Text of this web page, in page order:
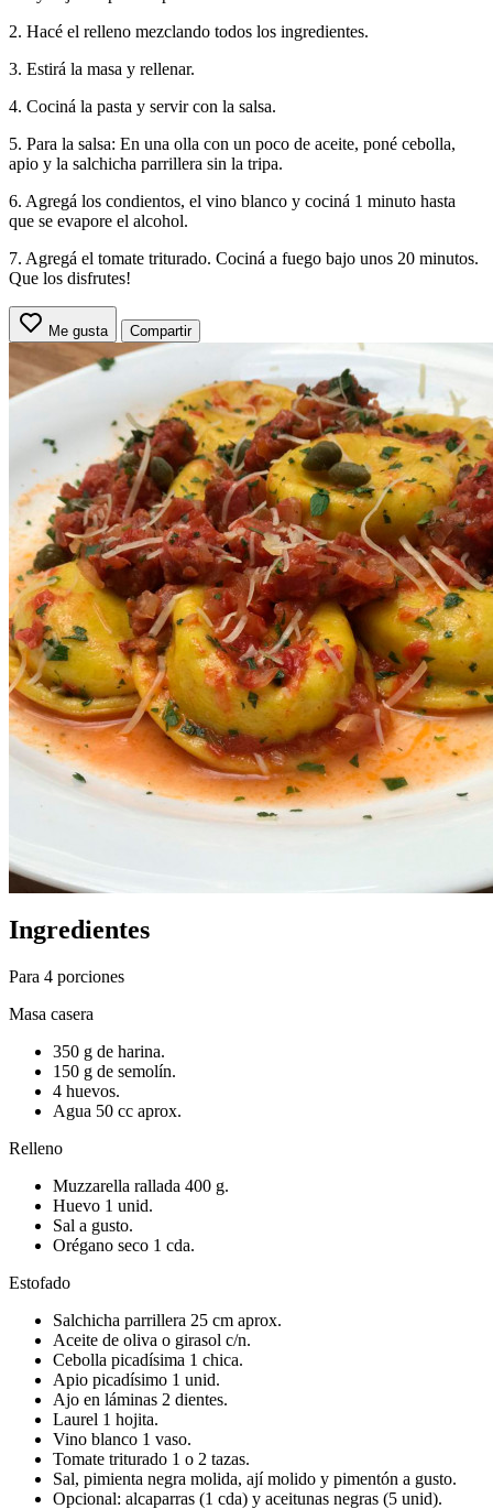
2. Hacé el relleno mezclando todos los ingredientes.
3. Estirá la masa y rellenar.
4. Cociná la pasta y servir con la salsa.
5. Para la salsa: En una olla con un poco de aceite, poné cebolla,
apio y la salchicha parrillera sin la tripa.
6. Agregá los condientos, el vino blanco y cociná 1 minuto hasta
que se evapore el alcohol.
7. Agregá el tomate triturado. Cociná a fuego bajo unos 20 minutos.
Que los disfrutes!
Me gusta Compartir
Ingredientes
Para 4 porciones
Masa casera
350 g de harina.
150 g de semolín.
4 huevos.
Agua 50 cc aprox.
Relleno
Muzzarella rallada 400 g.
Huevo 1 unid.
Sal a gusto.
Orégano seco 1 cda.
Estofado
Salchicha parrillera 25 cm aprox.
Aceite de oliva o girasol c/n.
Cebolla picadísima 1 chica.
Apio picadísimo 1 unid.
Ajo en láminas 2 dientes.
Laurel 1 hojita.
Vino blanco 1 vaso.
Tomate triturado 1 o 2 tazas.
Sal, pimienta negra molida, ají molido y pimentón a gusto.
Opcional: alcaparras (1 cda) y aceitunas negras (5 unid).